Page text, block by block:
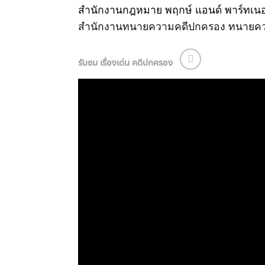
สำนักงานกฎหมาย พฤกษ์ แอนด์ พาร์ทเน
สำนักงานทนายความคดีปกครอง ทนายค
รับชม เรื่องเด่น คดีปกครอง